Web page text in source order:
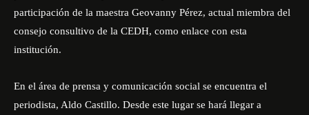
participación de la maestra Geovanny Pérez, actual miembra del
consejo consultivo de la CEDH, como enlace con esta
institución.
En el área de prensa y comunicación social se encuentra el
periodista, Aldo Castillo. Desde este lugar se hará llegar a